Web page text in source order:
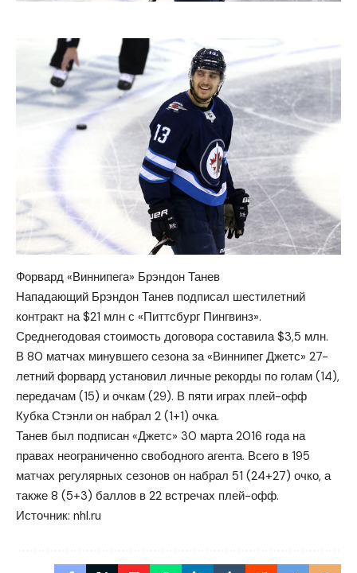
Форвард «Виннипега» Брэндон Танев
Нападающий Брэндон Танев подписал шестилетний
контракт на $21 млн с «Питтсбург Пингвинз».
Среднегодовая стоимость договора составила $3,5 млн.
В 80 матчах минувшего сезона за «Виннипег Джетс» 27-
летний форвард установил личные рекорды по голам (14),
передачам (15) и очкам (29). В пяти играх плей-офф
Кубка Стэнли он набрал 2 (1+1) очка.
Танев был подписан «Джетс» 30 марта 2016 года на
правах неограниченно свободного агента. Всего в 195
матчах регулярных сезонов он набрал 51 (24+27) очко, а
также 8 (5+3) баллов в 22 встречах плей-офф.
Источник: nhl.ru